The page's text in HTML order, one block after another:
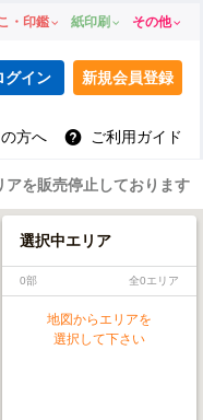
・印鑑 紙印刷 その他
グイン 新規会員登録
方へ ご利用ガイド
を販売停止しております
選択中エリア
0部 全0エリア
地図からエリアを
選択して下さい